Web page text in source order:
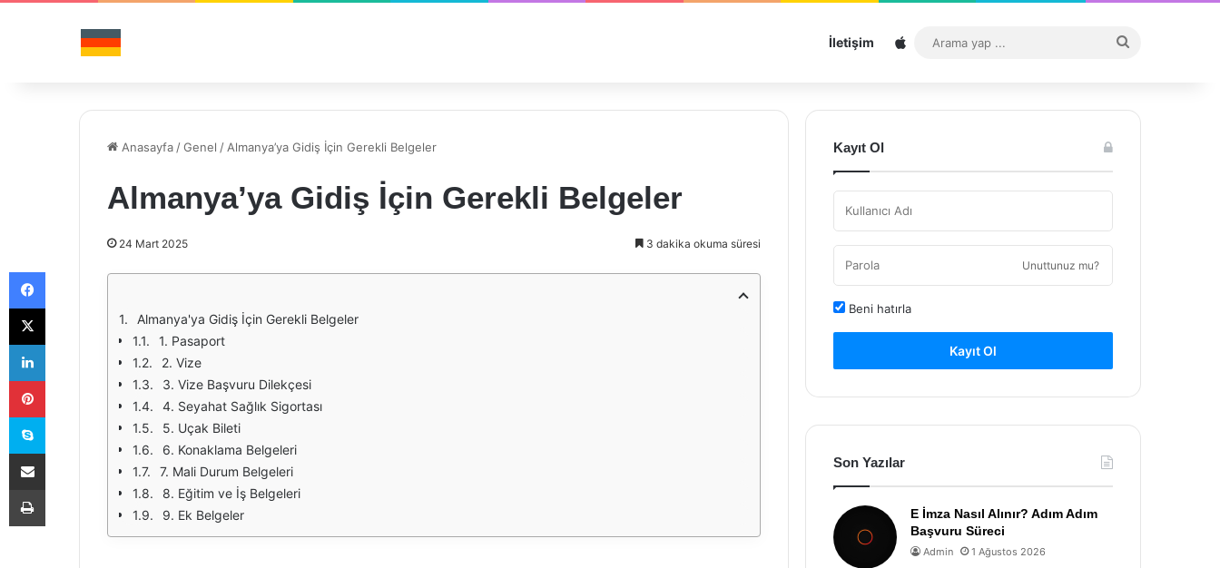
İletişim Sitemap
...
Anasayfa /Genel / Almanya’ya Gidiş İçin Gerekli Belgeler
Almanya’ya Gidiş İçin Gerekli Belgeler
24 Mart 2025 3 dakika okuma süresi
Almanya'ya Gidiş İçin Gerekli Belgeler
1. Pasaport
2. Vize
3. Vize Başvuru Dilekçesi
4. Seyahat Sağlık Sigortası
5. Uçak Bileti
6. Konaklama Belgeleri
7. Mali Durum Belgeleri
8. Eğitim ve İş Belgeleri
9. Ek Belgeler
Kayıt Ol
Unuttunuz mu?
Beni hatırla
Kayıt Ol
Son Yazılar
E İmza Nasıl Alınır? Adım Adım
Başvuru Süreci
Admin 1 Ağustos 2026
Facebook
X
LinkedIn
Pinterest
Skype
E-Posta ile paylaş